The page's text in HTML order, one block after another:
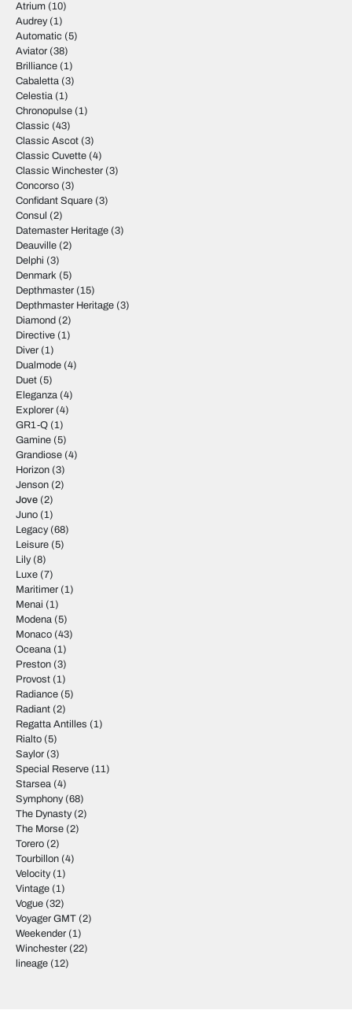
Atrium (10)
Audrey(1)
Automatic (5)
Aviator (38)
Brilliance (1)
Cabaletta (3)
Celestia (1)
Chronopulse (1)
Classic (43)
Classic Ascot (3)
Classic Cuvette (4)
Classic Winchester (3)
Concorso (3)
Confidant Square (3)
Consul (2)
Datemaster Heritage (3)
Deauville (2)
Delphi (3)
Denmark (5)
Depthmaster (15)
Depthmaster Heritage (3)
Diamond (2)
Directive (1)
Diver (1)
Dualmode (4)
Duet (5)
Eleganza (4)
Explorer (4)
GR1-Q (1)
Gamine (5)
Grandiose (4)
Horizon (3)
Jenson (2)
Jove (2)
Juno (1)
Legacy(68)
Leisure (5)
Lily(8)
Luxe (7)
Maritimer (1)
Menai (1)
Modena (5)
Monaco (43)
Oceana (1)
Preston (3)
Provost (1)
Radiance (5)
Radiant (2)
Regatta Antilles (1)
Rialto (5)
Saylor (3)
Special Reserve (11)
Starsea (4)
Symphony(68)
The Dynasty(2)
The Morse (2)
Torero (2)
Tourbillon (4)
Velocity(1)
Vintage (1)
Vogue (32)
Voyager GMT (2)
Weekender (1)
Winchester (22)
lineage (12)